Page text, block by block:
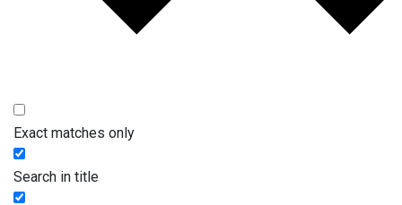
Exact matches only
Search in title